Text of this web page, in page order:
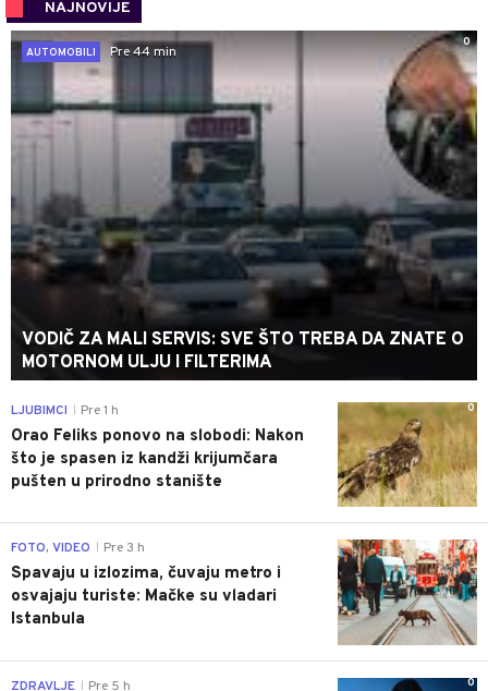
NAJNOVIJE
0
AUTOMOBILI
Pre 44 min
VODIČ ZA MALI SERVIS: SVE ŠTO TREBA DA ZNATE O
MOTORNOM ULJU I FILTERIMA
0
LJUBIMCI Pre 1 h
Orao Feliks ponovo na slobodi: Nakon
što je spasen iz kandži krijumčara
pušten u prirodno stanište
0
FOTO, VIDEO Pre 3 h
Spavaju u izlozima, čuvaju metro i
osvajaju turiste: Mačke su vladari
Istanbula
0
ZDRAVLJE Pre 5 h